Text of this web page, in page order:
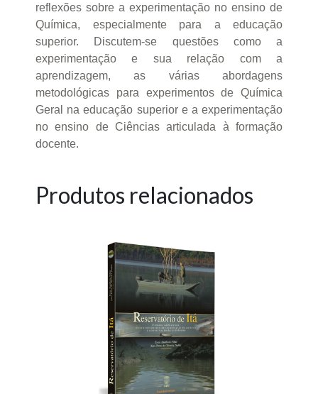
reflexões sobre a experimentação no ensino de
Química, especialmente para a educação
superior. Discutem-se questões como a
experimentação e sua relação com a
aprendizagem, as várias abordagens
metodológicas para experimentos de Química
Geral na educação superior e a experimentação
no ensino de Ciências articulada à formação
docente.
Produtos relacionados